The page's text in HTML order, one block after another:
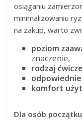
osiąganiu
minimalizowaniu
na zakup, warto
poziom
znaczenie,
rodzaj
komfort
Dla osób